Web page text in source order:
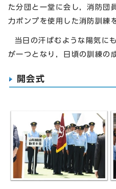
た分団と一堂に会し，消防団
力ポンプを使用した消防訓練
当日の汗ばむような陽気に
が一つとなり，日頃の訓練の
開会式